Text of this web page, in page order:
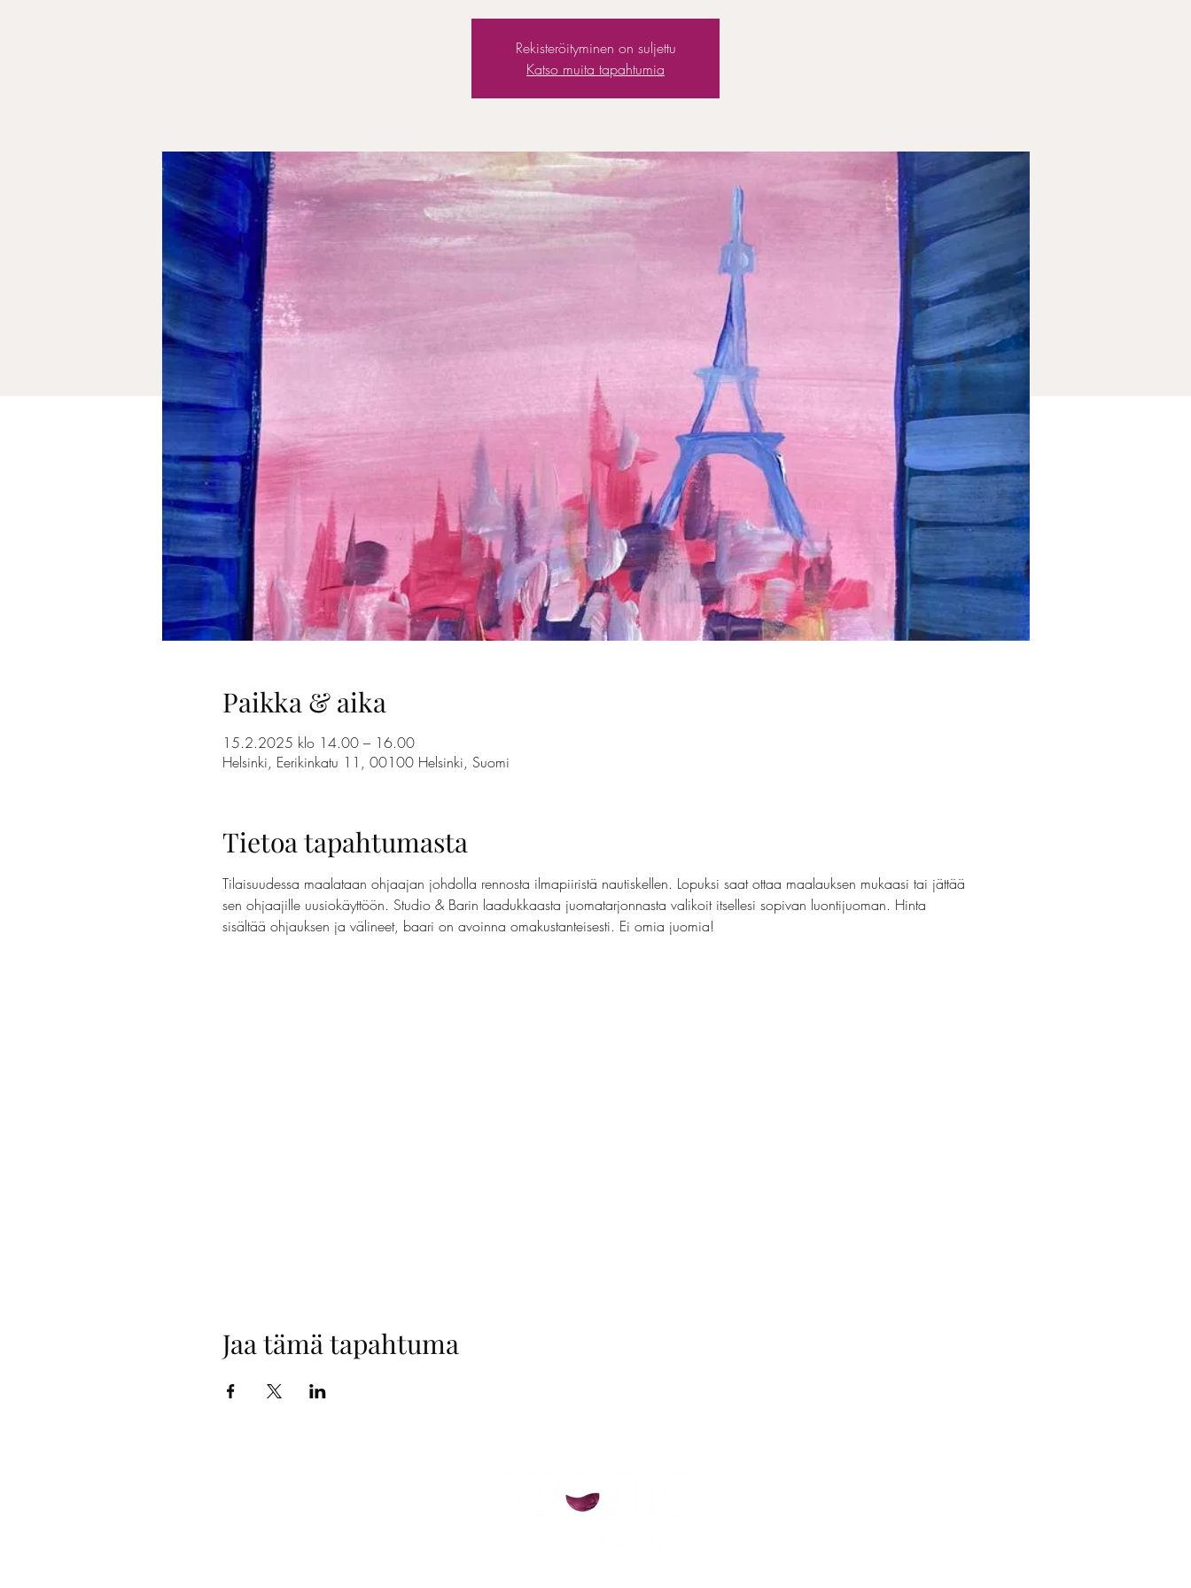
Rekisteröityminen on suljettu
Katso muita tapahtumia
Paikka & aika
15.2.2025 klo 14.00 – 16.00
Helsinki, Eerikinkatu 11, 00100 Helsinki, Suomi
Tietoa tapahtumasta
Tilaisuudessa maalataan ohjaajan johdolla rennosta ilmapiiristä nautiskellen. Lopuksi saat ottaa maalauksen mukaasi tai jättää
sen ohjaajille uusiokäyttöön. Studio & Barin laadukkaasta juomatarjonnasta valikoit itsellesi sopivan luontijuoman. Hinta
sisältää ohjauksen ja välineet, baari on avoinna omakustanteisesti. Ei omia juomia!
Jaa tämä tapahtuma